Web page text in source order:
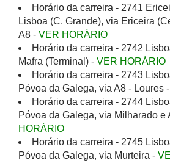
Horário da carreira - 2741
Lisboa (C. Grande), via Ericeira
A8 - VER HORÁRIO
Horário da carreira - 2742
Mafra (Terminal) - VER HORÁRIO
Horário da carreira - 2743
Póvoa da Galega, via A8 - Loures -
Horário da carreira - 2744
Póvoa da Galega, via Milharado e
HORÁRIO
Horário da carreira - 2745
Póvoa da Galega, via Murteira -